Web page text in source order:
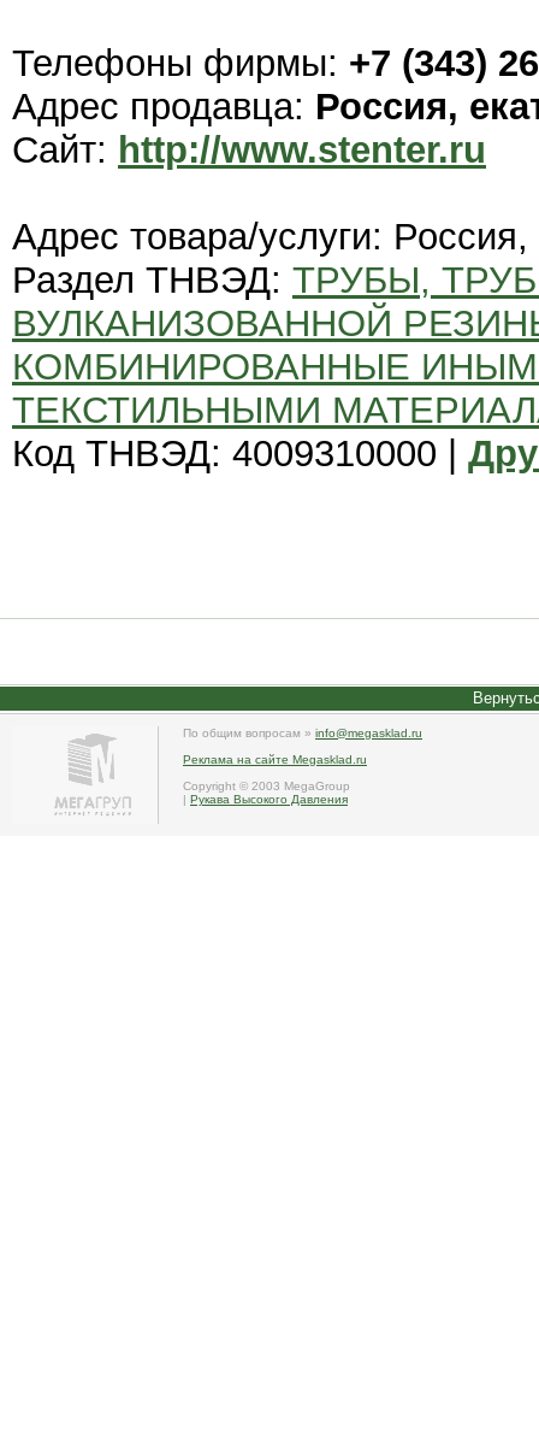
Телефоны фирмы: +7 (343)
Адрес продавца: Россия,
Сайт: http://www.stenter.ru
Адрес товара/услуги: Россия,
Раздел ТНВЭД: ТРУБЫ,
ВУЛКАНИЗОВАННОЙ
КОМБИНИРОВАННЫЕ
ТЕКСТИЛЬНЫМИ
Код ТНВЭД: 4009310000 |
По общим вопросам » info@megasklad.ru
Реклама на сайте Megasklad.ru
Copyright © 2003 MegaGroup
| Рукава Высокого Давления